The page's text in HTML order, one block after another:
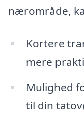
nærområde,
Kortere
mere
Mulighed
til din